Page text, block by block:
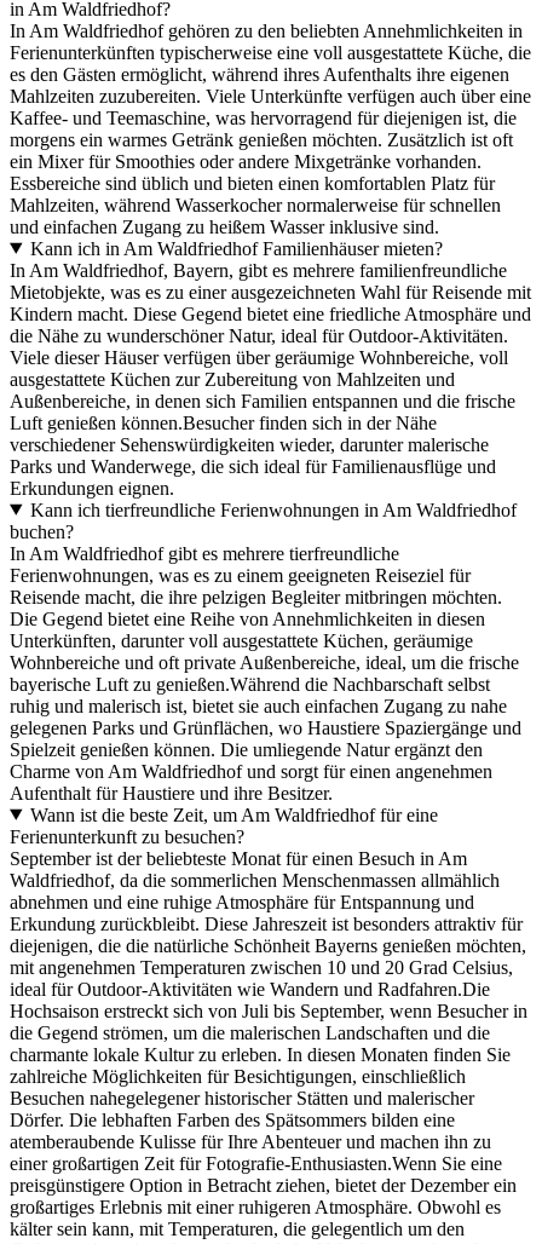
in Am Waldfriedhof?
In Am Waldfriedhof gehören zu den beliebten Annehmlichkeiten in
Ferienunterkünften typischerweise eine voll ausgestattete Küche, die
es den Gästen ermöglicht, während ihres Aufenthalts ihre eigenen
Mahlzeiten zuzubereiten. Viele Unterkünfte verfügen auch über eine
Kaffee- und Teemaschine, was hervorragend für diejenigen ist, die
morgens ein warmes Getränk genießen möchten. Zusätzlich ist oft
ein Mixer für Smoothies oder andere Mixgetränke vorhanden.
Essbereiche sind üblich und bieten einen komfortablen Platz für
Mahlzeiten, während Wasserkocher normalerweise für schnellen
und einfachen Zugang zu heißem Wasser inklusive sind.
Kann ich in Am Waldfriedhof Familienhäuser mieten?
In Am Waldfriedhof, Bayern, gibt es mehrere familienfreundliche
Mietobjekte, was es zu einer ausgezeichneten Wahl für Reisende mit
Kindern macht. Diese Gegend bietet eine friedliche Atmosphäre und
die Nähe zu wunderschöner Natur, ideal für Outdoor-Aktivitäten.
Viele dieser Häuser verfügen über geräumige Wohnbereiche, voll
ausgestattete Küchen zur Zubereitung von Mahlzeiten und
Außenbereiche, in denen sich Familien entspannen und die frische
Luft genießen können.Besucher finden sich in der Nähe
verschiedener Sehenswürdigkeiten wieder, darunter malerische
Parks und Wanderwege, die sich ideal für Familienausflüge und
Erkundungen eignen.
Kann ich tierfreundliche Ferienwohnungen in Am Waldfriedhof
buchen?
In Am Waldfriedhof gibt es mehrere tierfreundliche
Ferienwohnungen, was es zu einem geeigneten Reiseziel für
Reisende macht, die ihre pelzigen Begleiter mitbringen möchten.
Die Gegend bietet eine Reihe von Annehmlichkeiten in diesen
Unterkünften, darunter voll ausgestattete Küchen, geräumige
Wohnbereiche und oft private Außenbereiche, ideal, um die frische
bayerische Luft zu genießen.Während die Nachbarschaft selbst
ruhig und malerisch ist, bietet sie auch einfachen Zugang zu nahe
gelegenen Parks und Grünflächen, wo Haustiere Spaziergänge und
Spielzeit genießen können. Die umliegende Natur ergänzt den
Charme von Am Waldfriedhof und sorgt für einen angenehmen
Aufenthalt für Haustiere und ihre Besitzer.
Wann ist die beste Zeit, um Am Waldfriedhof für eine
Ferienunterkunft zu besuchen?
September ist der beliebteste Monat für einen Besuch in Am
Waldfriedhof, da die sommerlichen Menschenmassen allmählich
abnehmen und eine ruhige Atmosphäre für Entspannung und
Erkundung zurückbleibt. Diese Jahreszeit ist besonders attraktiv für
diejenigen, die die natürliche Schönheit Bayerns genießen möchten,
mit angenehmen Temperaturen zwischen 10 und 20 Grad Celsius,
ideal für Outdoor-Aktivitäten wie Wandern und Radfahren.Die
Hochsaison erstreckt sich von Juli bis September, wenn Besucher in
die Gegend strömen, um die malerischen Landschaften und die
charmante lokale Kultur zu erleben. In diesen Monaten finden Sie
zahlreiche Möglichkeiten für Besichtigungen, einschließlich
Besuchen nahegelegener historischer Stätten und malerischer
Dörfer. Die lebhaften Farben des Spätsommers bilden eine
atemberaubende Kulisse für Ihre Abenteuer und machen ihn zu
einer großartigen Zeit für Fotografie-Enthusiasten.Wenn Sie eine
preisgünstigere Option in Betracht ziehen, bietet der Dezember ein
großartiges Erlebnis mit einer ruhigeren Atmosphäre. Obwohl es
kälter sein kann, mit Temperaturen, die gelegentlich um den